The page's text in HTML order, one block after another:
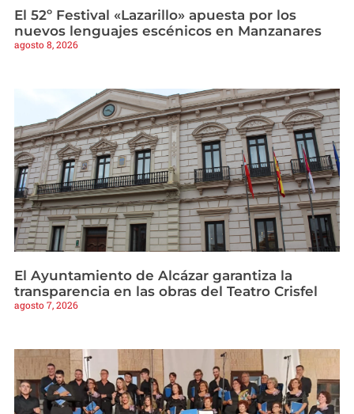
El 52º Festival «Lazarillo» apuesta por los
nuevos lenguajes escénicos en Manzanares
agosto 8, 2026
El Ayuntamiento de Alcázar garantiza la
transparencia en las obras del Teatro Crisfel
agosto 7, 2026